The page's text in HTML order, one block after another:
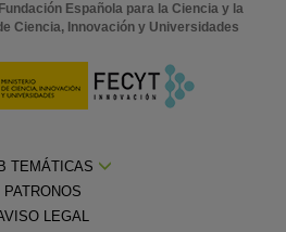
Fundación Española para la Ciencia y la
Ciencia, Innovación y Universidades
TEMÁTICAS
PATRONOS
LEGAL